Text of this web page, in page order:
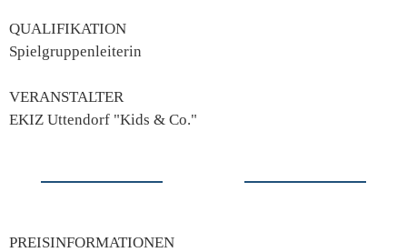
QUALIFIKATION
Spielgruppenleiterin
VERANSTALTER
EKIZ Uttendorf "Kids & Co."
PREISINFORMATIONEN